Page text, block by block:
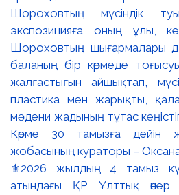
⚜️2026 жылдың 4 тамыз
атындағы ҚР Ұлттық өнер